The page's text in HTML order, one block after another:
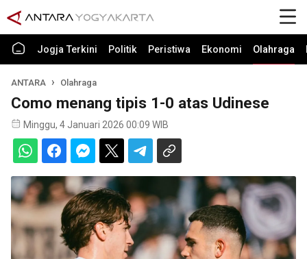
Jogja Terkini Politik Peristiwa Ekonomi Olahraga
ANTARA Olahraga
Como menang tipis 1-0 atas Udinese
Minggu, 4 Januari 2026 00:09 WIB